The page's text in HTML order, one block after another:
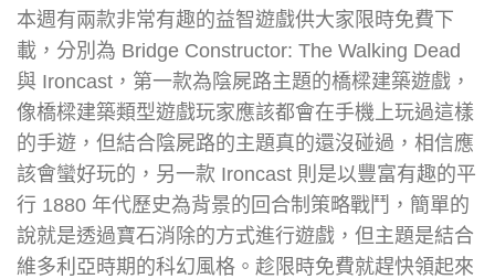
本週有兩款非常有趣的益智遊戲供大家限時免費下
載，分別為 Bridge Constructor: The Walking Dead
與 Ironcast，第一款為陰屍路主題的橋樑建築遊戲，
像橋樑建築類型遊戲玩家應該都會在手機上玩過這樣
的手遊，但結合陰屍路的主題真的還沒碰過，相信應
該會蠻好玩的，另一款 Ironcast 則是以豐富有趣的平
行 1880 年代歷史為背景的回合制策略戰鬥，簡單的
說就是透過寶石消除的方式進行遊戲，但主題是結合
維多利亞時期的科幻風格。趁限時免費就趕快領起來